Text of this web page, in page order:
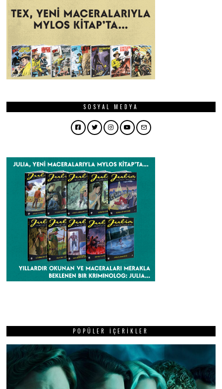
SOSYAL MEDYA
Facebook
TwitterInstagram
YouTubeEmail
POPÜLER İÇERIKLER